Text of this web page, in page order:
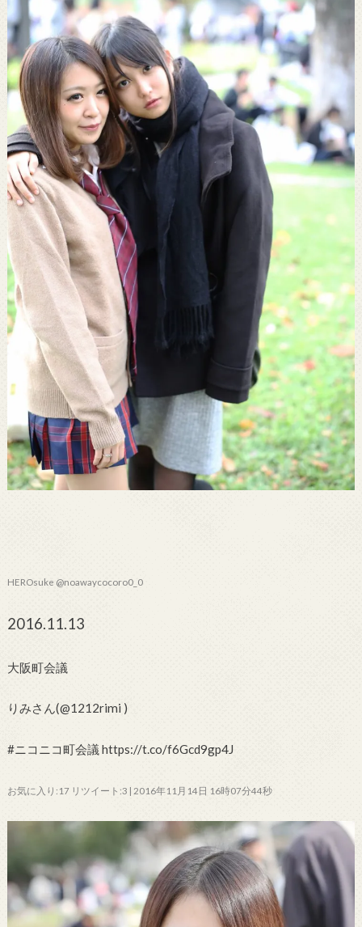
HEROsuke @noawaycocoro0_0
2016.11.13
大阪町会議
りみさん(@1212rimi )
#ニコニコ町会議 https://t.co/f6Gcd9gp4J
お気に入り:17 リツイート:3 | 2016年11月14日 16時07分44秒